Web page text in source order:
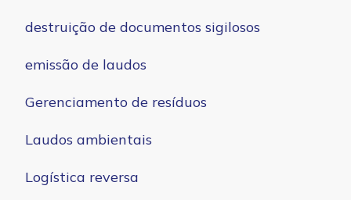
destruição de documentos sigilosos
emissão de laudos
Gerenciamento de resíduos
Laudos ambientais
Logística reversa